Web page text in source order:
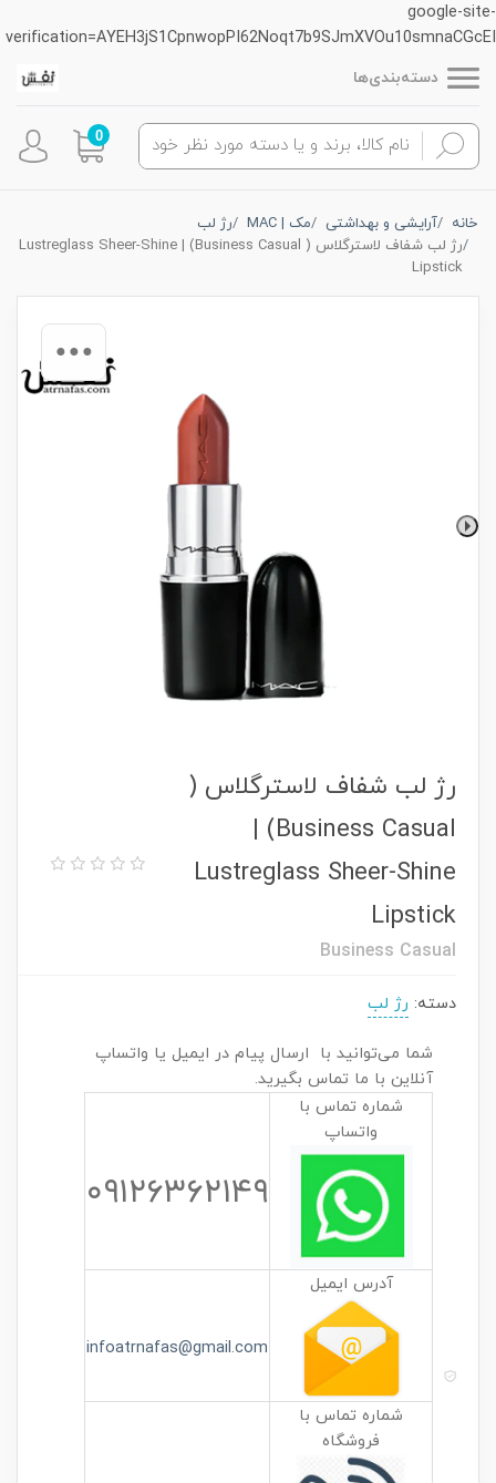
google-site-
verification=AYEH3jS1CpnwopPI62Noqt7b9SJmXVOu10smnaCGcEI
دسته‌بندی‌ها
0
خانه آرایشی و بهداشتی مک | MAC
رژ لب
رژ لب شفاف لاسترگلاس ( Business Casual) | Lustreglass Sheer-Shine
Lipstick
رژ لب شفاف لاسترگلاس (
Business Casual) |
Lustreglass Sheer-Shine
Lipstick
Business Casual
دسته: رژ لب
شما می‌توانید با ارسال پیام در ایمیل یا واتساپ
آنلاین با ما تماس بگیرید.
شماره تماس با
واتساپ
۰۹۱۲۶۳۶۲۱۴۹
آدرس ایمیل
infoatrnafas@gmail.com
شماره تماس با
فروشگاه